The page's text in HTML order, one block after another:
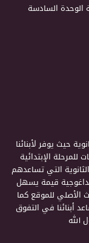
الوحدة السادسة
حيث يوفر لأبنائنا
الإبتدائية
التي تساعدهم
قيمة يسهل
الأصلي للموقع كما
أبنائنا في التفوق
الله